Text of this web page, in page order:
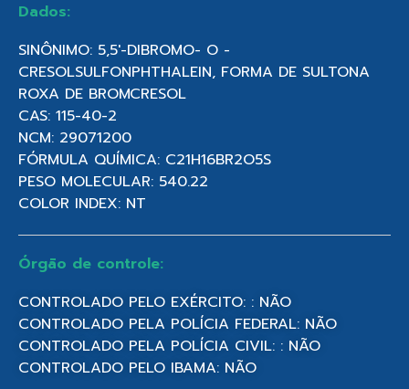
Dados:
SINÔNIMO: 5,5′-DIBROMO- O -
CRESOLSULFONPHTHALEIN, FORMA DE SULTONA
ROXA DE BROMCRESOL
CAS: 115-40-2
NCM: 29071200
FÓRMULA QUÍMICA: C21H16BR2O5S
PESO MOLECULAR: 540.22
COLOR INDEX: NT
Órgão de controle:
CONTROLADO PELO EXÉRCITO: : NÃO
CONTROLADO PELA POLÍCIA FEDERAL: NÃO
CONTROLADO PELA POLÍCIA CIVIL: : NÃO
CONTROLADO PELO IBAMA: NÃO